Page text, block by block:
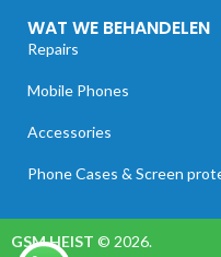
WAT WE BEHANDELEN
Repairs
Mobile Phones
Accessories
Phone Cases & Screen
GSM HEIST © 2026.